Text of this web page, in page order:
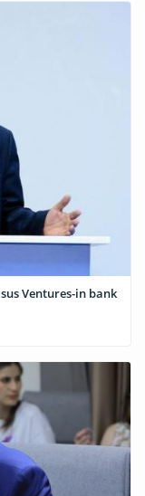
Ventures-in bank